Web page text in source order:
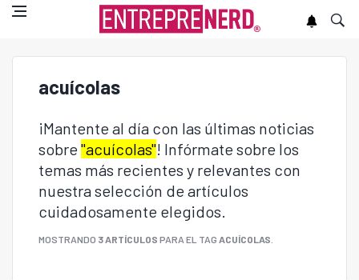
acuícolas
¡Mantente al día con las últimas noticias
sobre "acuícolas"! Infórmate sobre los
temas más recientes y relevantes con
nuestra selección de artículos
cuidadosamente elegidos.
MOSTRANDO 3 ARTÍCULOS PARA EL TAG ACUÍCOLAS